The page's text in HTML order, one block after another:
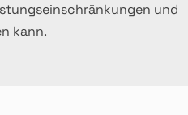
und
kann.